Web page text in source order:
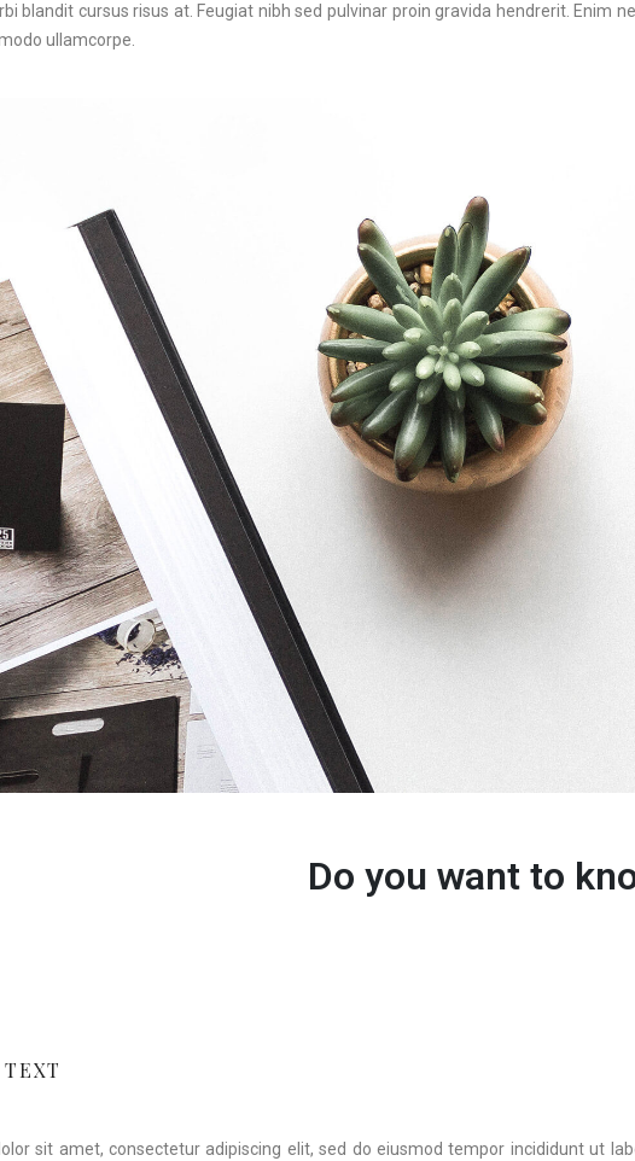
blandit cursus risus at. Feugiat nibh sed pulvinar proin gravida hendrerit. Enim
ullamcorpe.
Do you want to
sit amet, consectetur adipiscing elit, sed do eiusmod tempor incididunt ut